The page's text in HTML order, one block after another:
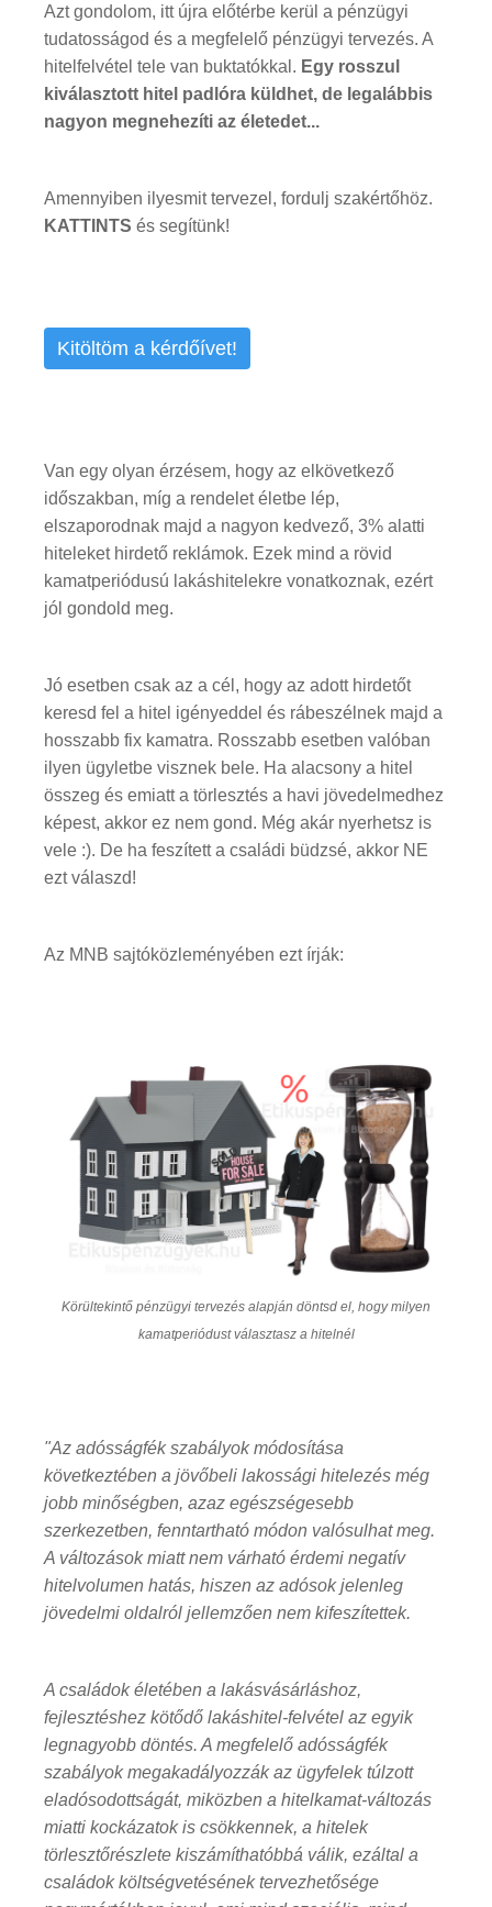
Azt gondolom, itt újra előtérbe kerül a pénzügyi
tudatosságod és a megfelelő pénzügyi tervezés. A
hitelfelvétel tele van buktatókkal. Egy rosszul
kiválasztott hitel padlóra küldhet, de legalábbis
nagyon megnehezíti az életedet...
Amennyiben ilyesmit tervezel, fordulj szakértőhöz.
KATTINTS és segítünk!
Kitöltöm a kérdőívet!
Van egy olyan érzésem, hogy az elkövetkező
időszakban, míg a rendelet életbe lép,
elszaporodnak majd a nagyon kedvező, 3% alatti
hiteleket hirdető reklámok. Ezek mind a rövid
kamatperiódusú lakáshitelekre vonatkoznak, ezért
jól gondold meg.
Jó esetben csak az a cél, hogy az adott hirdetőt
keresd fel a hitel igényeddel és rábeszélnek majd a
hosszabb fix kamatra. Rosszabb esetben valóban
ilyen ügyletbe visznek bele. Ha alacsony a hitel
összeg és emiatt a törlesztés a havi jövedelmedhez
képest, akkor ez nem gond. Még akár nyerhetsz is
vele :). De ha feszített a családi büdzsé, akkor NE
ezt válaszd!
Az MNB sajtóközleményében ezt írják:
Körültekintő pénzügyi tervezés alapján döntsd el, hogy milyen
kamatperiódust választasz a hitelnél
"Az adósságfék szabályok módosítása
következtében a jövőbeli lakossági hitelezés még
jobb minőségben, azaz egészségesebb
szerkezetben, fenntartható módon valósulhat meg.
A változások miatt nem várható érdemi negatív
hitelvolumen hatás, hiszen az adósok jelenleg
jövedelmi oldalról jellemzően nem kifeszítettek.
A családok életében a lakásvásárláshoz,
fejlesztéshez kötődő lakáshitel-felvétel az egyik
legnagyobb döntés. A megfelelő adósságfék
szabályok megakadályozzák az ügyfelek túlzott
eladósodottságát, miközben a hitelkamat-változás
miatti kockázatok is csökkennek, a hitelek
törlesztőrészlete kiszámíthatóbbá válik, ezáltal a
családok költségvetésének tervezhetősége